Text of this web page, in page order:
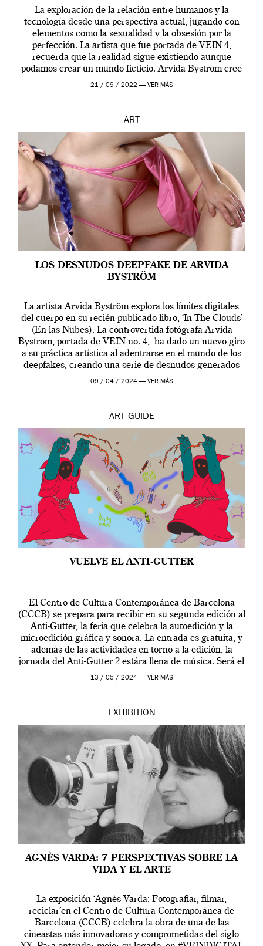
La exploración de la relación entre humanos y la
tecnología desde una perspectiva actual, jugando con
elementos como la sexualidad y la obsesión por la
perfección. La artista que fue portada de VEIN 4,
recuerda que la realidad sigue existiendo aunque
podamos crear un mundo ficticio. Arvida Byström cree
que los humanos tienen un complejo […]
21 / 09 / 2022 — VER MÁS
ART
LOS DESNUDOS DEEPFAKE DE ARVIDA
BYSTRÖM
La artista Arvida Byström explora los límites digitales
del cuerpo en su recién publicado libro, ‘In The Clouds’
(En las Nubes). La controvertida fotógrafa Arvida
Byström, portada de VEIN no. 4, ha dado un nuevo giro
a su práctica artística al adentrarse en el mundo de los
deepfakes, creando una serie de desnudos generados
por […]
09 / 04 / 2024 — VER MÁS
ART GUIDE
VUELVE EL ANTI-GUTTER
El Centro de Cultura Contemporánea de Barcelona
(CCCB) se prepara para recibir en su segunda edición al
Anti-Gutter, la feria que celebra la autoedición y la
microedición gráfica y sonora. La entrada es gratuita, y
además de las actividades en torno a la edición, la
jornada del Anti-Gutter 2 estára llena de música. Será el
[…]
13 / 05 / 2024 — VER MÁS
EXHIBITION
AGNÈS VARDA: 7 PERSPECTIVAS SOBRE LA
VIDA Y EL ARTE
La exposición ‘Agnès Varda: Fotografiar, filmar,
reciclar’en el Centro de Cultura Contemporánea de
Barcelona (CCCB) celebra la obra de una de las
cineastas más innovadoras y comprometidas del siglo